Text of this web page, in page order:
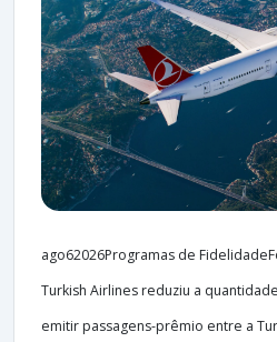
ago62026Programas de
Turkish Airlines reduziu a
emitir passagens-prêmio entre a